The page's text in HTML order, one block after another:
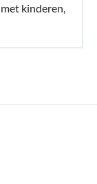
kinderen,